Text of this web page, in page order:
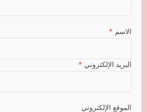
الاسم *
البريد الإلكتروني *
الموقع الإلكتروني